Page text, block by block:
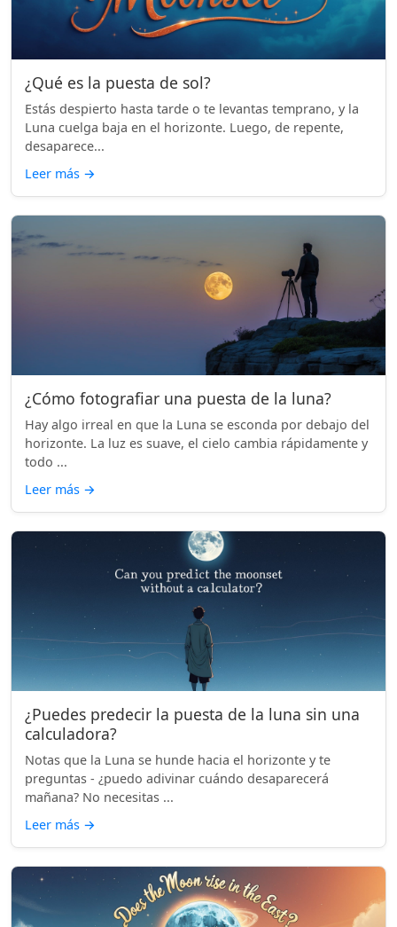
¿Qué es la puesta de sol?
Estás despierto hasta tarde o te levantas temprano, y la
Luna cuelga baja en el horizonte. Luego, de repente,
desaparece...
Leer más →
¿Cómo fotografiar una puesta de la luna?
Hay algo irreal en que la Luna se esconda por debajo del
horizonte. La luz es suave, el cielo cambia rápidamente y
todo ...
Leer más →
¿Puedes predecir la puesta de la luna sin una
calculadora?
Notas que la Luna se hunde hacia el horizonte y te
preguntas - ¿puedo adivinar cuándo desaparecerá
mañana? No necesitas ...
Leer más →